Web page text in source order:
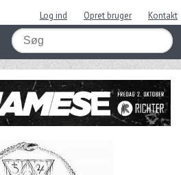
Log ind Opret bruger Kontakt